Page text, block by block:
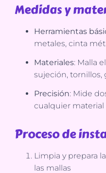
Medidas y
Herramientas
metales, cinta
Materiales: Malla
sujeción, tornillos,
Precisión: Mide
cualquier material
Proceso de
Limpia y prepara
las mallas